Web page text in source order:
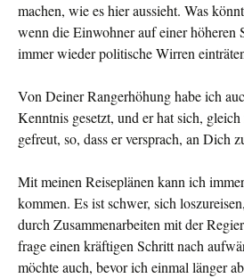
machen, wie es hier aussieht. Was
wenn die Einwoh­ner auf einer höheren
immer wieder po­litische Wirren
Von Deiner Rangerhöhung habe ich
Kennt­nis gesetzt, und er hat sich,
gefreut, so, dass er versprach, an Dich
Mit meinen Reiseplänen kann ich
kom­men. Es ist schwer, sich
durch Zusammenarbeiten mit der
frage einen kräftigen Schritt nach
möchte auch, bevor ich einmal länger